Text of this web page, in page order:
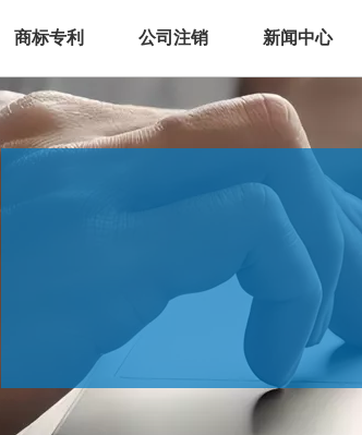
商标专利 公司注销 新闻中心